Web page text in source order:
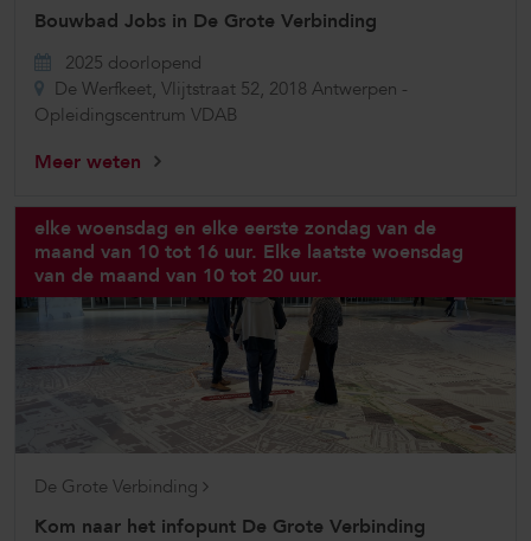
Bouwbad Jobs in De Grote Verbinding
2025 doorlopend
De Werfkeet, Vlijtstraat 52, 2018 Antwerpen -
Opleidingscentrum VDAB
Meer weten
elke woensdag en elke eerste zondag van de
maand van 10 tot 16 uur. Elke laatste woensdag
van de maand van 10 tot 20 uur.
De Grote Verbinding
Kom naar het infopunt De Grote Verbinding